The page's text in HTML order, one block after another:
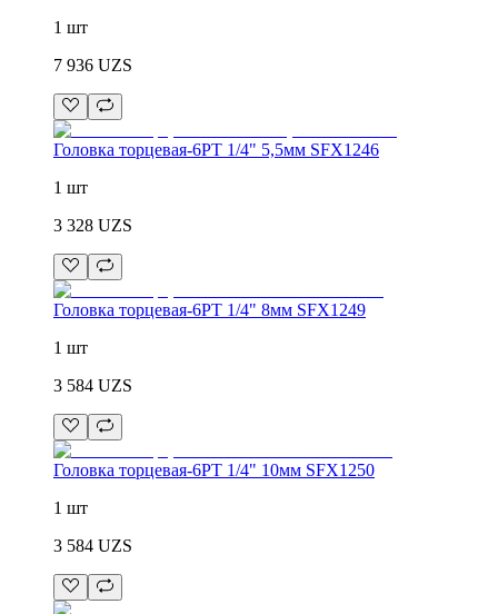
1 шт
7 936 UZS
Головка торцевая-6PT 1/4" 5,5мм SFX1246
1 шт
3 328 UZS
Головка торцевая-6PT 1/4" 8мм SFX1249
1 шт
3 584 UZS
Головка торцевая-6PT 1/4" 10мм SFX1250
1 шт
3 584 UZS